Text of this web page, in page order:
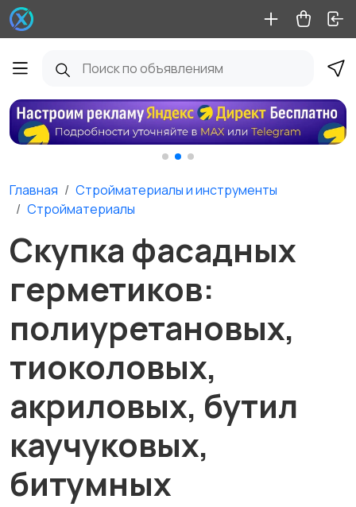
Главная
Стройматериалы и инструменты
Стройматериалы
Скупка фасадных
герметиков:
полиуретановых,
тиоколовых,
акриловых, бутил
каучуковых,
битумных